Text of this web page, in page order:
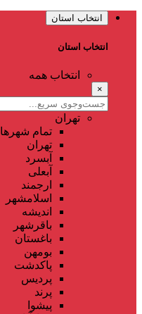
انتخاب استان
انتخاب استان
انتخاب همه
×
تهران
تمام شهر‌ها
تهران
آبسرد
آبعلی
ارجمند
اسلامشهر
اندیشه
باقرشهر
باغستان
بومهن
پاکدشت
پردیس
پرند
پیشوا